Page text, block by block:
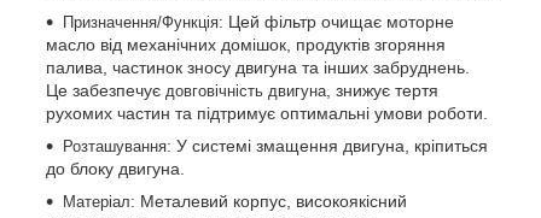
Призначення/Функція: Цей фільтр очищає моторне
масло від механічних домішок, продуктів згоряння
палива, частинок зносу двигуна та інших забруднень.
Це забезпечує довговічність двигуна , знижує тертя
рухомих частин та підтримує оптимальні умови роботи.
Розташування: У системі змащення двигуна, кріпиться
до блоку двигуна.
Матеріал: Металевий корпус, високоякісний